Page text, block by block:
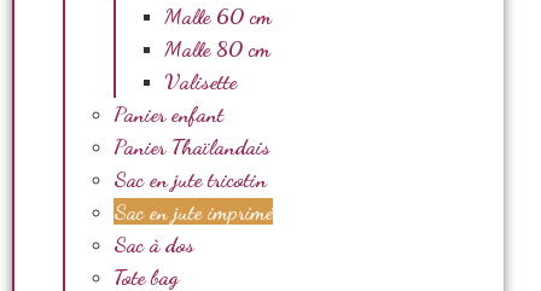
Malle 60 cm
Malle 80 cm
Valisette
Panier enfant
Panier Thaïlandais
Sac en jute tricotin
Sac en jute imprimé
Sac à dos
Tote bag